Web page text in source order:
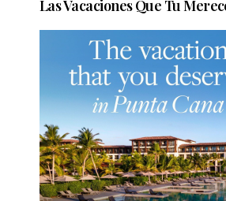
Las Vacaciones Que Tu